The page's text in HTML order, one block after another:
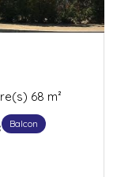
Appartement 4 pièce(s) 2 chambre(s) 68 m²
Balcon